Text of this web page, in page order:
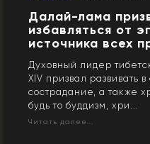
Далай-лама
избавляться от
источника всех
Духовный лидер
XIV призвал развивать
сострадание, а также
будь то буддизм, хри...
Читать далее...